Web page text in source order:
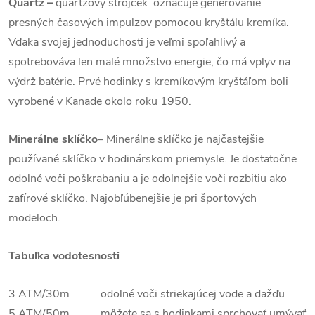
presných časových impulzov pomocou kryštálu kremíka.
Vďaka svojej jednoduchosti je veľmi spoľahlivý a
spotrebováva len malé množstvo energie, čo má vplyv na
výdrž batérie. Prvé hodinky s kremíkovým kryštáľom boli
vyrobené v Kanade okolo roku 1950.
Minerálne sklíčko– Minerálne sklíčko je najčastejšie
používané sklíčko v hodinárskom priemysle. Je dostatočne
odolné voči poškrabaniu a je odolnejšie voči rozbitiu ako
zafírové sklíčko. Najobľúbenejšie je pri športových
modeloch.
Tabuľka vodotesnosti
3 ATM/30m odolné voči striekajúcej vode a dažďu